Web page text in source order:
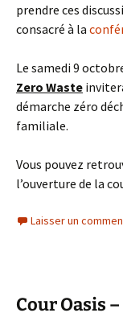
prendre ces
consacré à la
Le samedi 9
Zero Waste
démarche zéro
familiale.
Vous pouvez
l’ouverture de la
Laisser un
Cour Oasis